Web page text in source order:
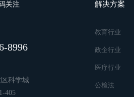
关注
8996
科学城
405
解决方案
教育行业
政企行业
医疗行业
公检法